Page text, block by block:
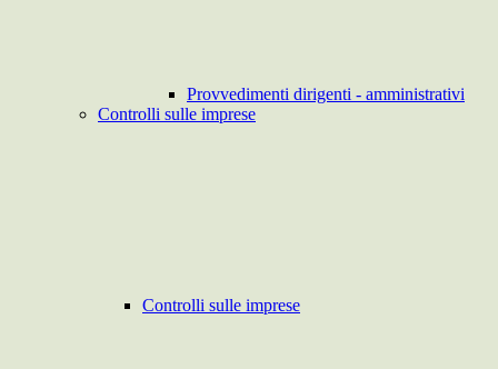
Provvedimenti dirigenti - amministrativi
Controlli sulle imprese
Controlli sulle imprese